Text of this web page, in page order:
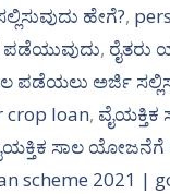
ಹೇಗೆ?,
ಪಡೆಯುವುದು, ರೈತರು
ಪಡೆಯಲು ಅರ್ಜಿ
crop loan,
ಸಾಲ ಯೋಜನೆಗೆ
scheme 2021 |